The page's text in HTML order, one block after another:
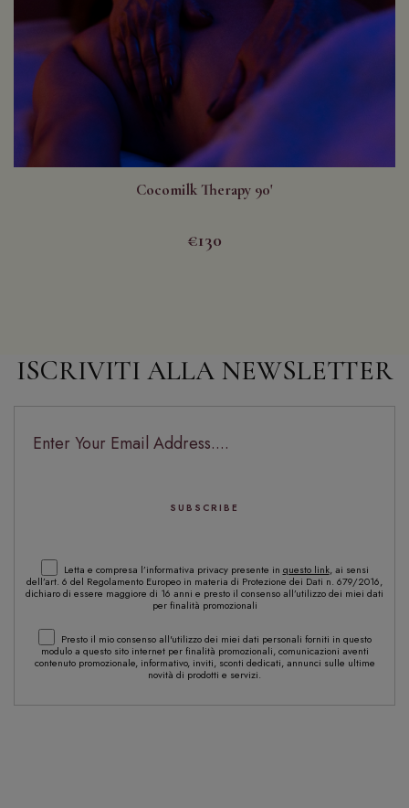
Cocomilk Therapy 90'
€130
ISCRIVITI ALLA NEWSLETTER
Letta e compresa l’informativa privacy presente in questo link, ai sensi
dell’art. 6 del Regolamento Europeo in materia di Protezione dei Dati n. 679/2016,
dichiaro di essere maggiore di 16 anni e presto il consenso all’utilizzo dei miei dati
per finalità promozionali
Presto il mio consenso all'utilizzo dei miei dati personali forniti in questo
modulo a questo sito internet per finalità promozionali, comunicazioni aventi
contenuto promozionale, informativo, inviti, sconti dedicati, annunci sulle ultime
novità di prodotti e servizi.